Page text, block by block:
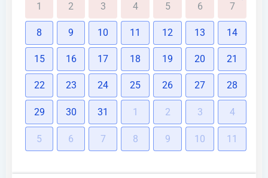
1 2 3 4 5 6 7
8 9 10 11 12 13 14
15 16 17 18 19 20 21
22 23 24 25 26 27 28
29 30 31 1 2 3 4
5 6 7 8 9 10 11